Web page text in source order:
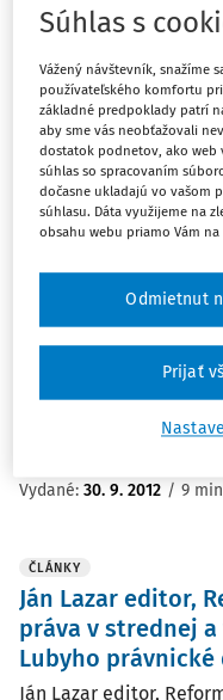
Filter
Počet vyhľadaných
Zoradiť podľa:
Najnovšie
Najstaršie
ČLÁNKY
Olšovská, A. -
súkromnom
Jurčová, M. -
Smyčková, R.,
H. Beck, 2012, 272 s.
Vydané: 30. 9. 2012 / 9
ČLÁNKY
Ján Lazar editor,
práva v strednej a
Lubyho právnické
Ján Lazar editor,
Súhlas s
Vážený návštevník, snažíme
používateľského komfortu
základné predpoklady patrí
aby sme vás neobťažovali
dostatok podnetov, ako web
súhlas so spracovaním
dočasne ukladajú vo vašom
súhlasu. Dáta využijeme na
obsahu webu priamo Vám na
Odmietnut
Prijať